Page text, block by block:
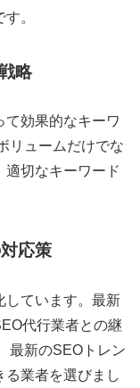
。
略
て効果的なキーワ
リュームだけでな
適切なキーワード
応策
しています。最新
代行業者との継
最新のSEOトレン
業者を選びまし